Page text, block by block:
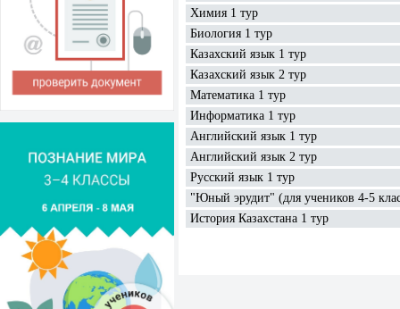
Химия 1 тур
Биология 1 тур
Казахский язык 1 тур
Казахский язык 2 тур
Математика 1 тур
Информатика 1 тур
Английский язык 1 тур
Английский язык 2 тур
Русский язык 1 тур
"Юный эрудит" (для учеников 4-5
История Казахстана 1 тур